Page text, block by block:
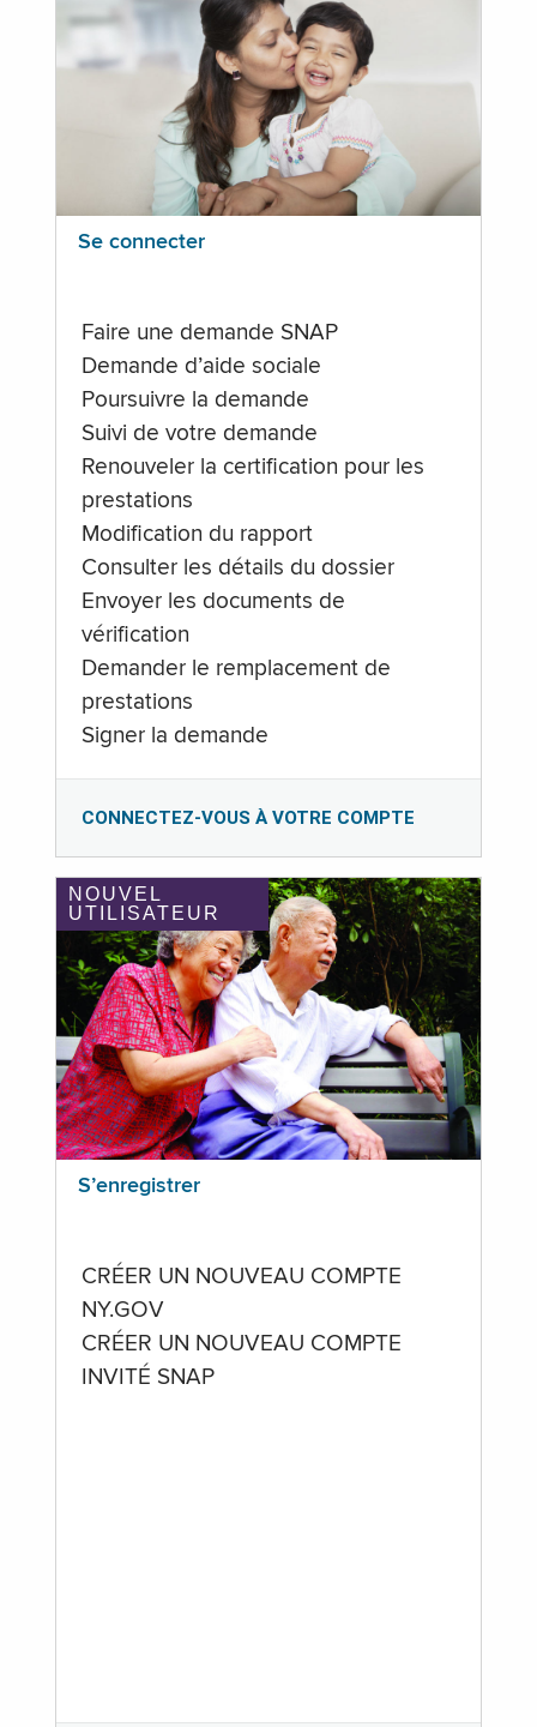
Se connecter
Faire une demande SNAP
Demande d’aide sociale
Poursuivre la demande
Suivi de votre demande
Renouveler la certification pour les
prestations
Modification du rapport
Consulter les détails du dossier
Envoyer les documents de
vérification
Demander le remplacement de
prestations
Signer la demande
CONNECTEZ-VOUS À VOTRE COMPTE
NOUVEL
UTILISATEUR
S’enregistrer
CRÉER UN NOUVEAU COMPTE
NY.GOV
CRÉER UN NOUVEAU COMPTE
INVITÉ SNAP